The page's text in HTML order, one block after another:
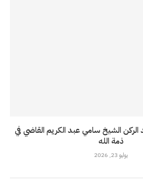
الركن الشيخ سامي عبد الكريم القاضي في
ذمة الله
يوليو 23, 2026